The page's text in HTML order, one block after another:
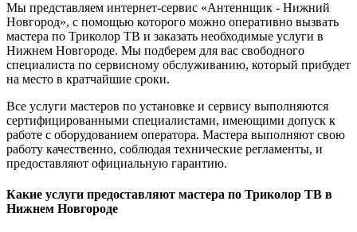
Мы представляем интернет-сервис «Антеннщик - Нижний
Новгород», с помощью которого можно оперативно вызвать
мастера по Триколор ТВ и заказать необходимые услуги в
Нижнем Новгороде. Мы подберем для вас свободного
специалиста по сервисному обслуживанию, который прибудет
на место в кратчайшие сроки.
Все услуги мастеров по установке и сервису выполняются
сертифицированными специалистами, имеющими допуск к
работе с оборудованием оператора. Мастера выполняют свою
работу качественно, соблюдая технические регламенты, и
предоставляют официальную гарантию.
Какие услуги предоставляют мастера по Триколор ТВ в
Нижнем Новгороде